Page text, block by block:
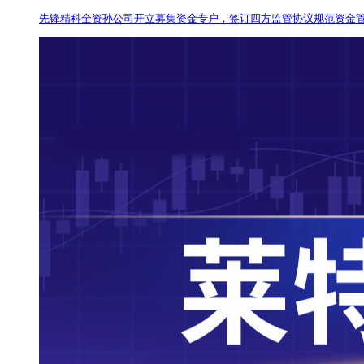
先锋精科全资孙公司开立募集资金专户，签订四方监管协议规范资金